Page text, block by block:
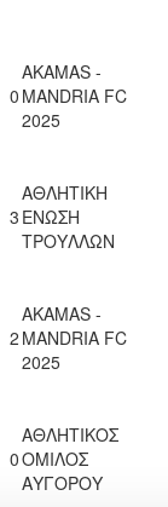
0
AKAMAS -
MANDRIA FC
2025
3
ΑΘΛΗΤΙΚΗ
ΕΝΩΣΗ
ΤΡΟΥΛΛΩΝ
2
AKAMAS -
MANDRIA FC
2025
0
ΑΘΛΗΤΙΚΟΣ
ΟΜΙΛΟΣ
ΑΥΓΟΡΟΥ